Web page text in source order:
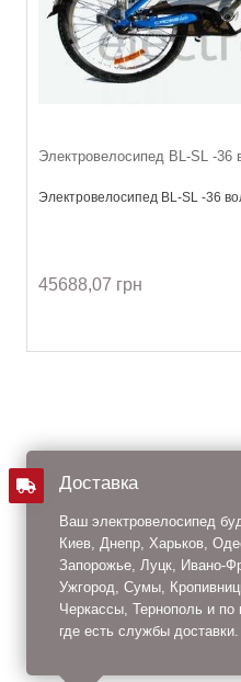
Электровелосипед BL-SL -36
Электровелосипед BL-SL -36
45688,07 грн
Доставка
Ваш электровелосипед
Киев, Днепр, Харьков,
Запорожье, Луцк, Ивано-
Ужгород, Сумы,
Черкассы, Тернополь и по
где есть службы доставки.